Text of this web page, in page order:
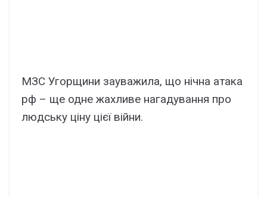
МЗС Угорщини зауважила, що нічна атака
рф – ще одне жахливе нагадування про
людську ціну цієї війни.